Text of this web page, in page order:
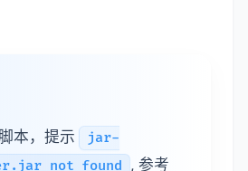
本，提示
jar-
not found , 参考